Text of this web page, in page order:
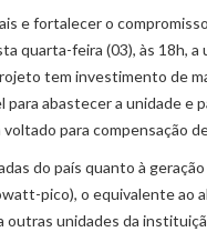
e fortalecer o
quarta-feira (03), às 18h,
tem investimento de
para abastecer a unidade
para compensação
do país quanto à
pico), o equivalente
unidades da